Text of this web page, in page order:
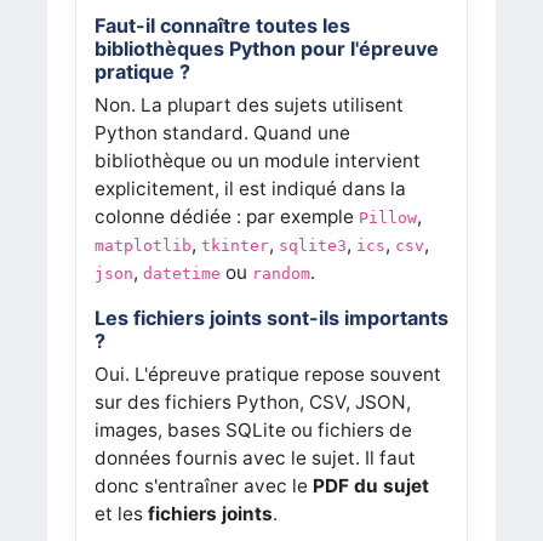
Faut-il connaître toutes les
bibliothèques Python pour l'épreuve
pratique ?
Non. La plupart des sujets utilisent
Python standard. Quand une
bibliothèque ou un module intervient
explicitement, il est indiqué dans la
colonne dédiée : par exemple Pillow,
matplotlib, tkinter, sqlite3, ics, csv,
json, datetime ou random.
Les fichiers joints sont-ils importants
?
Oui. L'épreuve pratique repose souvent
sur des fichiers Python, CSV, JSON,
images, bases SQLite ou fichiers de
données fournis avec le sujet. Il faut
donc s'entraîner avec le PDF du sujet
et les fichiers joints.